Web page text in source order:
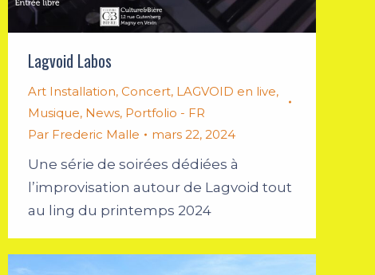
Lagvoid Labos
Art Installation, Concert, LAGVOID en live,
Musique, News, Portfolio - FR
Par Frederic Malle mars 22, 2024
Une série de soirées dédiées à
l’improvisation autour de Lagvoid tout
au ling du printemps 2024